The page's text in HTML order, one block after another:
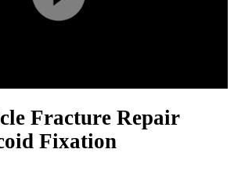
Play
Video
Fracture Repair
Fixation